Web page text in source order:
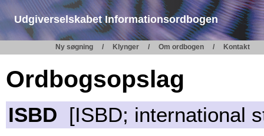
Udgiverselskabet Informationsordbogen
Ny søgning Klynger Om ordbogen Kontakt
Ordbogsopslag
ISBD [ISBD; international